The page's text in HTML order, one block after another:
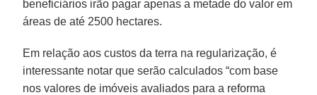
beneficiários irão pagar apenas a metade do valor em
áreas de até 2500 hectares.
Em relação aos custos da terra na regularização, é
interessante notar que serão calculados “com base
nos valores de imóveis avaliados para a reforma